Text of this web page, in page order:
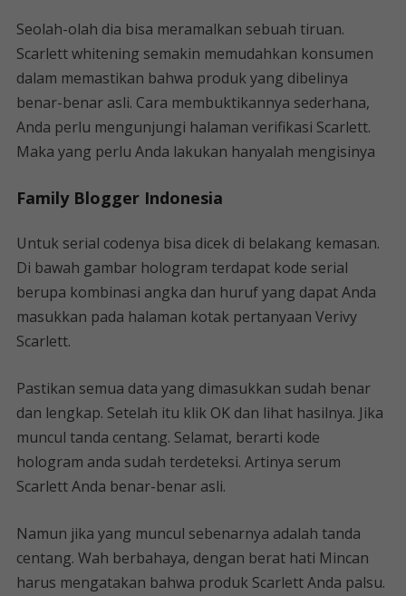
Seolah-olah dia bisa meramalkan sebuah tiruan.
Scarlett whitening semakin memudahkan konsumen
dalam memastikan bahwa produk yang dibelinya
benar-benar asli. Cara membuktikannya sederhana,
Anda perlu mengunjungi halaman verifikasi Scarlett.
Maka yang perlu Anda lakukan hanyalah mengisinya
Family Blogger Indonesia
Untuk serial codenya bisa dicek di belakang kemasan.
Di bawah gambar hologram terdapat kode serial
berupa kombinasi angka dan huruf yang dapat Anda
masukkan pada halaman kotak pertanyaan Verivy
Scarlett.
Pastikan semua data yang dimasukkan sudah benar
dan lengkap. Setelah itu klik OK dan lihat hasilnya. Jika
muncul tanda centang. Selamat, berarti kode
hologram anda sudah terdeteksi. Artinya serum
Scarlett Anda benar-benar asli.
Namun jika yang muncul sebenarnya adalah tanda
centang. Wah berbahaya, dengan berat hati Mincan
harus mengatakan bahwa produk Scarlett Anda palsu.